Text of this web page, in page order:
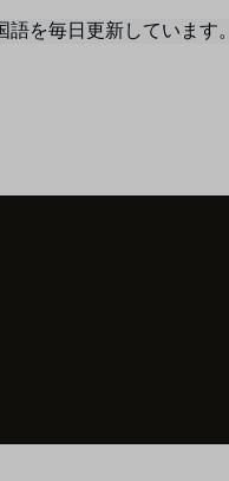
を毎日更新しています。